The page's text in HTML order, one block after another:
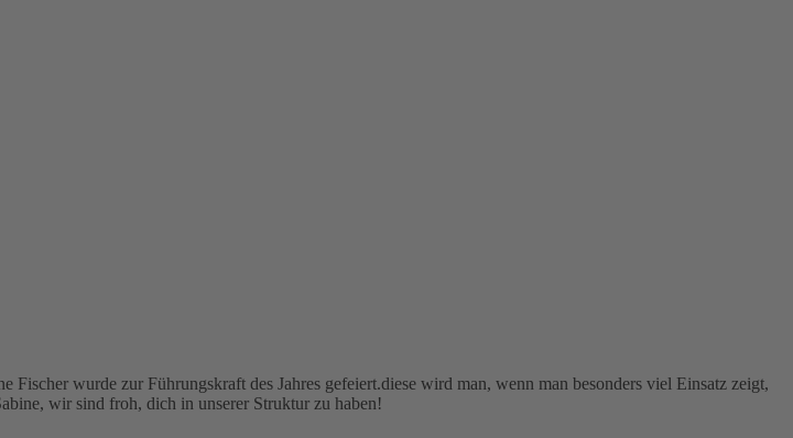
wurde zur Führungskraft des Jahres gefeiert.diese wird man, wenn man besonders viel Einsatz zeigt,
wir sind froh, dich in unserer Struktur zu haben!